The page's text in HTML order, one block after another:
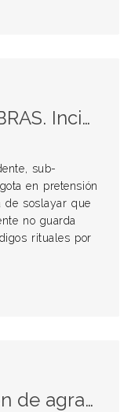
Determinación de su cuantía.
sub-
en pretensión
de soslayar que
no guarda
rituales por
14 de la ley 13.893). Prioridad de paso. Alcance. Interpretación.